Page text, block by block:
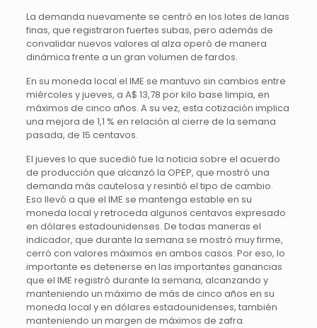
La demanda nuevamente se centró en los lotes de lanas
finas, que registraron fuertes subas, pero además de
convalidar nuevos valores al alza operó de manera
dinámica frente a un gran volumen de fardos.
En su moneda local el IME se mantuvo sin cambios entre
miércoles y jueves, a A$ 13,78 por kilo base limpia, en
máximos de cinco años. A su vez, esta cotización implica
una mejora de 1,1 % en relación al cierre de la semana
pasada, de 15 centavos.
El jueves lo que sucedió fue la noticia sobre el acuerdo
de producción que alcanzó la OPEP, que mostró una
demanda más cautelosa y resintió el tipo de cambio.
Eso llevó a que el IME se mantenga estable en su
moneda local y retroceda algunos centavos expresado
en dólares estadounidenses. De todas maneras el
indicador, que durante la semana se mostró muy firme,
cerró con valores máximos en ambos casos. Por eso, lo
importante es detenerse en las importantes ganancias
que el IME registró durante la semana, alcanzando y
manteniendo un máximo de más de cinco años en su
moneda local y en dólares estadounidenses, también
manteniendo un margen de máximos de zafra.